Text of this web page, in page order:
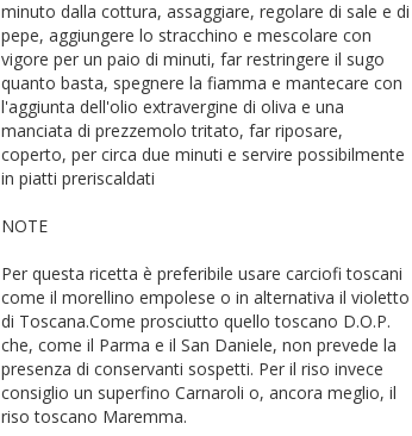
minuto dalla cottura, assaggiare, regolare di sale e di
pepe, aggiungere lo stracchino e mescolare con
vigore per un paio di minuti, far restringere il sugo
quanto basta, spegnere la fiamma e mantecare con
l'aggiunta dell'olio extravergine di oliva e una
manciata di prezzemolo tritato, far riposare,
coperto, per circa due minuti e servire possibilmente
in piatti preriscaldati
NOTE
Per questa ricetta è preferibile usare carciofi toscani
come il morellino empolese o in alternativa il violetto
di Toscana.Come prosciutto quello toscano D.O.P.
che, come il Parma e il San Daniele, non prevede la
presenza di conservanti sospetti. Per il riso invece
consiglio un superfino Carnaroli o, ancora meglio, il
riso toscano Maremma.